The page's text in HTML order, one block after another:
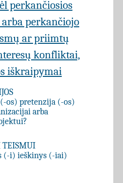
perkančiosios
perkančiojo
ar priimtų
konfliktai,
iškraipymai
os) pretenzija (-os)
arba
TEISMUI
(-i) ieškinys (-iai)